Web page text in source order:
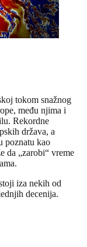
tokom snažnog
među njima i
Rekordne
država, a
poznatu kao
da „zarobi“ vreme
iza nekih od
decenija.